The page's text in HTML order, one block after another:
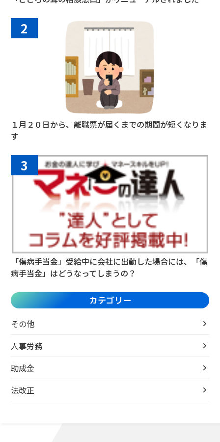
2
１月２０日から、離職票が届くまでの期間が短くなりま
す
3
「傷病手当金」受給中に会社に出勤した場合には、「傷
病手当金」はどうなってしまうの？
カテゴリー
その他
人事労務
助成金
法改正